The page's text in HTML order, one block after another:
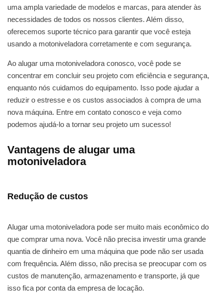
uma ampla variedade de modelos e marcas, para atender às
necessidades de todos os nossos clientes. Além disso,
oferecemos suporte técnico para garantir que você esteja
usando a motoniveladora corretamente e com segurança.
Ao alugar uma motoniveladora conosco, você pode se
concentrar em concluir seu projeto com eficiência e segurança,
enquanto nós cuidamos do equipamento. Isso pode ajudar a
reduzir o estresse e os custos associados à compra de uma
nova máquina. Entre em contato conosco e veja como
podemos ajudá-lo a tornar seu projeto um sucesso!
Vantagens de alugar uma
motoniveladora
Redução de custos
Alugar uma motoniveladora pode ser muito mais econômico do
que comprar uma nova. Você não precisa investir uma grande
quantia de dinheiro em uma máquina que pode não ser usada
com frequência. Além disso, não precisa se preocupar com os
custos de manutenção, armazenamento e transporte, já que
isso fica por conta da empresa de locação.